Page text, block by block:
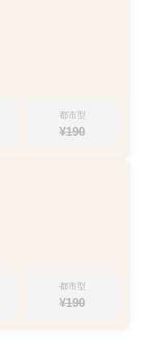
都市型
¥190
都市型
¥190